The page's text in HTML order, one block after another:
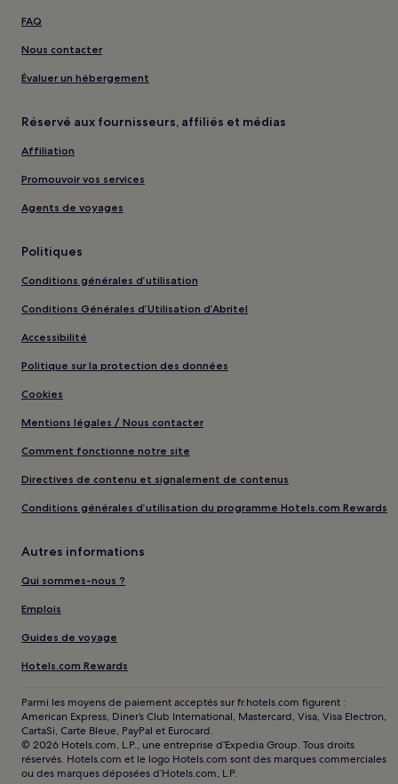
FAQ
Nous contacter
Évaluer un hébergement
Réservé aux fournisseurs, affiliés et médias
Affiliation
Promouvoir vos services
Agents de voyages
Politiques
Conditions générales d’utilisation
Conditions Générales d’Utilisation d’Abritel
Accessibilité
Politique sur la protection des données
Cookies
Mentions légales / Nous contacter
Comment fonctionne notre site
Directives de contenu et signalement de contenus
Conditions générales d’utilisation du programme Hotels.com Rewards
Autres informations
Qui sommes-nous ?
Emplois
Guides de voyage
Hotels.com Rewards
Parmi les moyens de paiement acceptés sur fr.hotels.com figurent :
American Express, Diner’s Club International, Mastercard, Visa, Visa Electron,
CartaSi, Carte Bleue, PayPal et Eurocard.
© 2026 Hotels.com, L.P., une entreprise d’Expedia Group. Tous droits
réservés. Hotels.com et le logo Hotels.com sont des marques commerciales
ou des marques déposées d’Hotels.com, L.P.